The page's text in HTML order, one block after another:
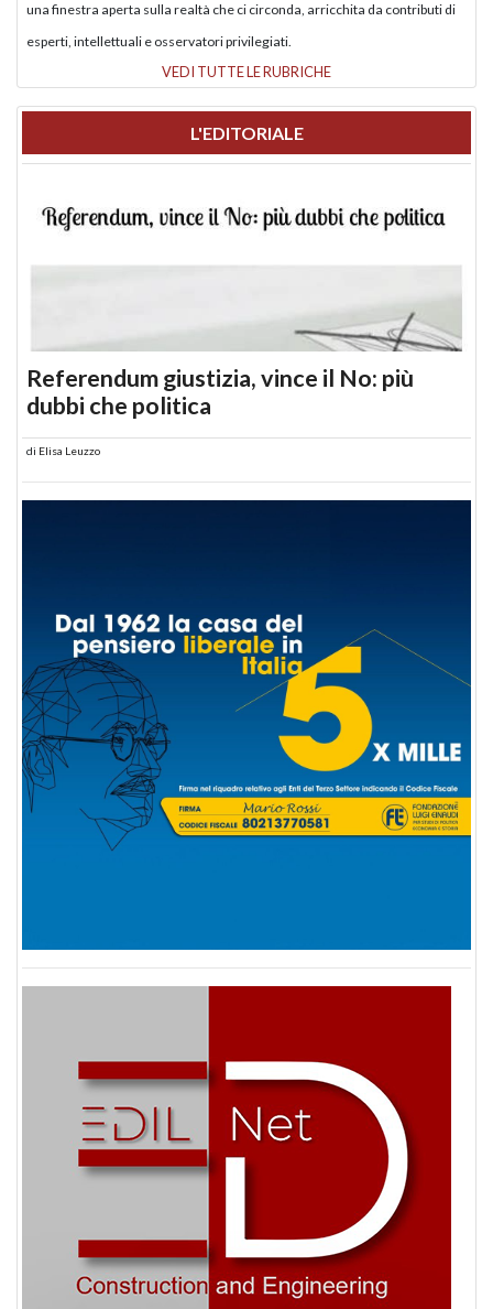
una finestra aperta sulla realtà che ci circonda, arricchita da contributi di
esperti, intellettuali e osservatori privilegiati.
VEDI TUTTE LE RUBRICHE
L'EDITORIALE
Referendum giustizia, vince il No: più
dubbi che politica
di Elisa Leuzzo